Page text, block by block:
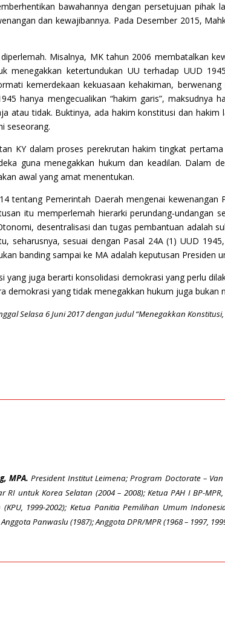
bawahannya dengan persetujuan pihak
dan kewajibannya. Pada Desember 2015,
Misalnya, MK tahun 2006 membatalkan
menegakkan ketertundukan UU terhadap UUD
kemerdekaan kekuasaan kehakiman,
hanya mengecualikan “hakim garis”, maksudnya
atau tidak. Buktinya, ada hakim konstitusi dan
seseorang.
KY dalam proses perekrutan hakim tingkat
guna menegakkan hukum dan keadilan. Dalam
awal yang amat menentukan.
tentang Pemerintah Daerah mengenai kewenangan
itu memperlemah hierarki perundang-undangan
desentralisasi dan tugas pembantuan adalah
seharusnya, sesuai dengan Pasal 24A (1) UUD
banding sampai ke MA adalah keputusan Presiden
juga berarti konsolidasi demokrasi yang perlu
demokrasi yang tidak menegakkan hukum juga bukan
Selasa 6 Juni 2017 dengan judul “Menegakkan
MPA. President Institut Leimena; Program Doctorate –
RI untuk Korea Selatan (2004 – 2008); Ketua PAH I BP-
1999-2002); Ketua Panitia Pemilihan Umum
Panwaslu (1987); Anggota DPR/MPR (1968 – 1997,